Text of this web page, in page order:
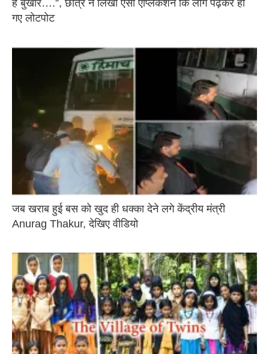
है बुखार….”, छात्र ने लिखा ऐसा एप्लिकेशन कि लोग पढ़कर हो
गए लोटपोट
जब खराब हुई बस को खुद ही धक्का देने लगे केंद्रीय मंत्री
Anurag Thakur, देखिए वीडियो